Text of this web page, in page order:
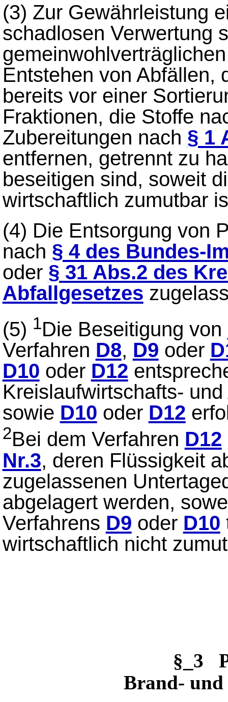
(3) Zur Gewährleistung
schadlosen Verwertung
Entstehen von Abfällen,
bereits vor einer
Fraktionen, die Stoffe
Zubereitungen nach § 1
entfernen, getrennt zu
beseitigen sind, soweit
wirtschaftlich zumutbar
(4) Die Entsorgung von
nach § 4 des Bundes-
oder § 31 Abs.2 des
Abfallgesetzes
(5) 1Die Beseitigung von
Verfahren D8, D9 oder
D10 oder D12
Kreislaufwirtschafts-
sowie D10 oder D12
2Bei dem Verfahren D12
Nr.3, deren Flüssigkeit
zugelassenen
abgelagert werden,
Verfahrens D9 oder D10
wirtschaftlich nicht
§_3
Brand- und